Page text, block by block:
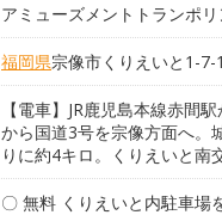
アミューズメントトランポ
福岡県宗像市くりえいと1-7-1
【電車】JR鹿児島本線赤間
から国道3号を宗像方面へ。
りに約4キロ。くりえいと南
〇 無料 くりえいと内駐車場